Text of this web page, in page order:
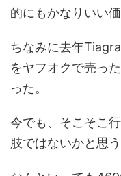
的にもかなりいい
ちなみに去年
をヤフオクで売っ
った。
今でも、そこそこ
肢ではないかと思う